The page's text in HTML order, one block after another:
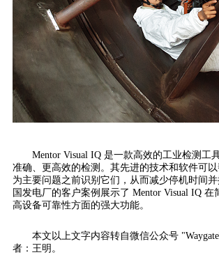
Mentor Visual IQ 是一款高效的工业检测工
准确、更高效的检测。其先进的技术和软件可
为主要问题之前识别它们，从而减少停机时间
国发电厂的客户案例展示了 Mentor Visual IQ 在
高设备可靠性方面的强大功能。
本文以上文字内容转自微信公众号
者：王明。